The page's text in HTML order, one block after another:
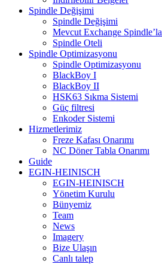
Spindle Değişimi
Spindle Değişimi
Mevcut Exchange
Spindle Oteli
Spindle Optimizasyonu
Spindle Optimizasyonu
BlackBoy I
BlackBoy II
HSK63 Sıkma Sistemi
Güç filtresi
Enkoder Sistemi
Hizmetlerimiz
Freze Kafası Onarımı
NC Döner Tabla Onarımı
Guide
EGIN-HEINISCH
EGIN-HEINISCH
Yönetim Kurulu
Bünyemiz
Team
News
Imagery
Bize Ulaşın
Canlı talep